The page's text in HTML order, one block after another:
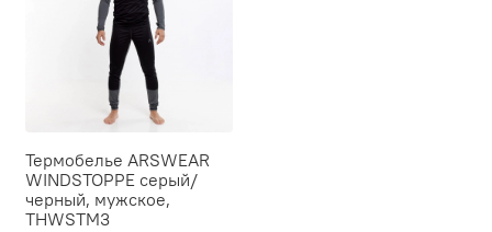
Термобелье ARSWEAR
WINDSTOPPE серый/
черный, мужское,
THWSTM3